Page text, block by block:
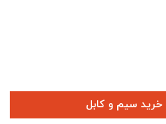
خرید سیم و کابل